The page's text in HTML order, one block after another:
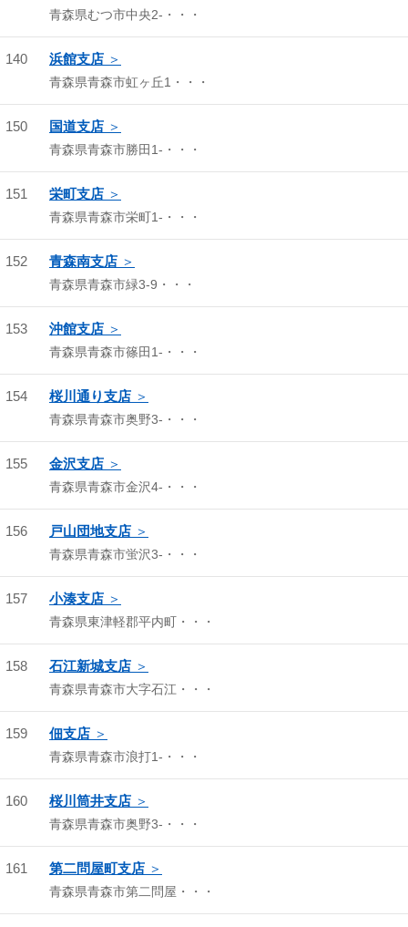
青森県むつ市中央2-・・・
140 浜館支店
青森県青森市虹ヶ丘1・・・
150 国道支店
青森県青森市勝田1-・・・
151 栄町支店
青森県青森市栄町1-・・・
152 青森南支店
青森県青森市緑3-9・・・
153 沖館支店
青森県青森市篠田1-・・・
154 桜川通り支店
青森県青森市奥野3-・・・
155 金沢支店
青森県青森市金沢4-・・・
156 戸山団地支店
青森県青森市蛍沢3-・・・
157 小湊支店
青森県東津軽郡平内町・・・
158 石江新城支店
青森県青森市大字石江・・・
159 佃支店
青森県青森市浪打1-・・・
160 桜川筒井支店
青森県青森市奥野3-・・・
161 第二問屋町支店
青森県青森市第二問屋・・・